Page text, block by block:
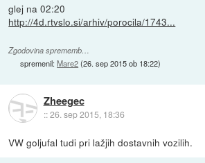
glej na 02:20
http://4d.rtvslo.si/arhiv/porocila/1743...
Zgodovina sprememb…
spremenil:Mare2(26. sep 2015 ob 18:22)
Zheegec
::26. sep 2015, 18:36
VW goljufal tudi pri lažjih dostavnih vozilih.